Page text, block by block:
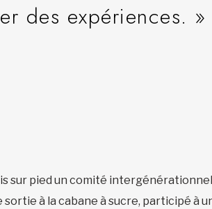
des expériences.
sur pied un comité
à la cabane à sucre, participé à